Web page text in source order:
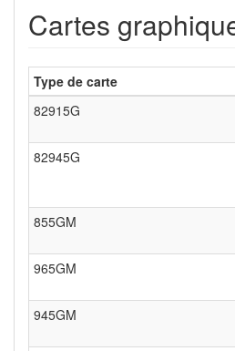
Cartes
Type de carte
82915G
82945G
855GM
965GM
945GM